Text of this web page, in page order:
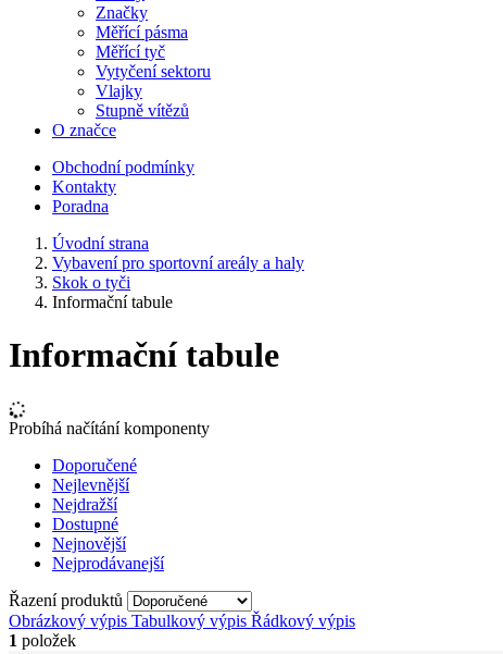
Značky
Měřící pásma
Měřící tyč
Vytyčení sektoru
Vlajky
Stupně vítězů
O značce
Obchodní podmínky
Kontakty
Poradna
Úvodní strana
Vybavení pro sportovní areály a haly
Skok o tyči
Informační tabule
Informační tabule
Probíhá načítání komponenty
Doporučené
Nejlevnější
Nejdražší
Dostupné
Nejnovější
Nejprodávanejší
Řazení produktů
Obrázkový výpis Tabulkový výpis Řádkový výpis
1 položek